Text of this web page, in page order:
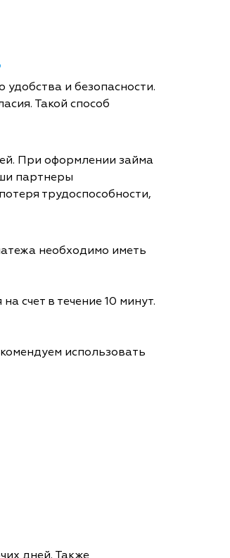
и безопасности.
Такой способ
При оформлении займа
партнеры
трудоспособности,
необходимо иметь
счет в течение 10 минут.
использовать